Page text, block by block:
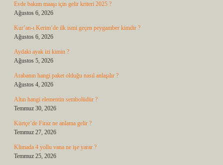
Evde bakım maaşı için gelir kriteri 2025 ?
Ağustos 6, 2026
Kur’an-ı Kerim’de ilk ismi geçen peygamber kimdir ?
Ağustos 6, 2026
Aydaki ayak izi kimin ?
Ağustos 5, 2026
Arabanın hangi paket olduğu nasıl anlaşılır ?
Ağustos 4, 2026
Altın hangi elementin sembolüdür ?
Temmuz 30, 2026
Kürtçe’de Firaz ne anlama gelir ?
Temmuz 27, 2026
Klimada 4 yollu vana ne işe yarar ?
Temmuz 25, 2026